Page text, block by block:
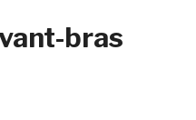
bras